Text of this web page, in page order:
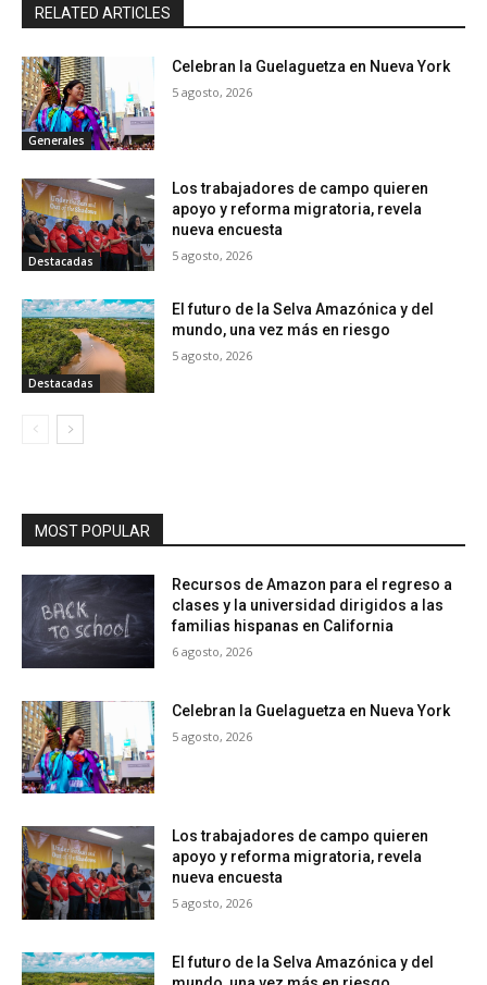
RELATED ARTICLES
Generales
Celebran la Guelaguetza en Nueva York
5 agosto, 2026
Destacadas
Los trabajadores de campo quieren
apoyo y reforma migratoria, revela
nueva encuesta
5 agosto, 2026
Destacadas
El futuro de la Selva Amazónica y del
mundo, una vez más en riesgo
5 agosto, 2026
MOST POPULAR
Recursos de Amazon para el regreso a
clases y la universidad dirigidos a las
familias hispanas en California
6 agosto, 2026
Celebran la Guelaguetza en Nueva York
5 agosto, 2026
Los trabajadores de campo quieren
apoyo y reforma migratoria, revela
nueva encuesta
5 agosto, 2026
El futuro de la Selva Amazónica y del